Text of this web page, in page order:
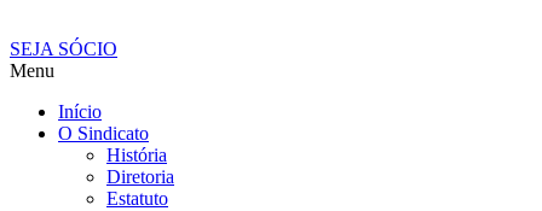
SEJA SÓCIO
Menu
Início
O Sindicato
História
Diretoria
Estatuto